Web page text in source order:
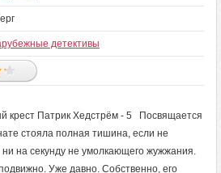
детективы
крест Патрик Хедстрём - 5 Посвящается
стояла полная тишина, если не
ни на секунду не умолкающего жужжания.
Уже давно. Собственно, его